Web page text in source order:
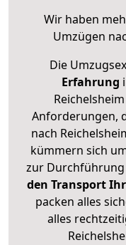
Wir haben
Umzügen
Die
Erfahrung
Anforderungen,
nach
kümmern sich
zur Durchführung
den Transport
packen alles
alles